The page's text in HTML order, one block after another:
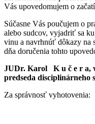
Vás upovedomujem o
Súčasne Vás poučujem o
alebo sudcov, vyjadriť sa
vinu a navrhnúť dôkazy na
dňa doručenia tohto
JUDr. Karol K u č e r a,
predseda disciplinárneho
Za správnosť vyhotovenia: